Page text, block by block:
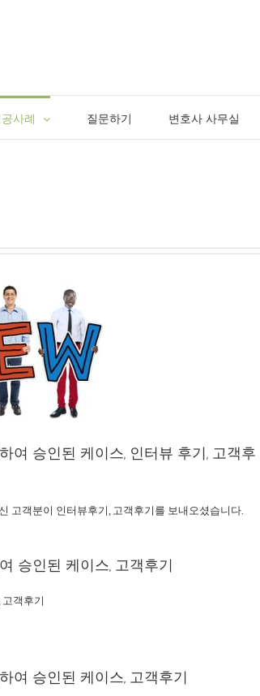
사례 질문하기 변호사 사무실
여 승인된 케이스, 인터뷰 후기, 고객후
고객분이 인터뷰후기, 고객후기를 보내오셨습니다.
승인된 케이스, 고객후기
객후기
여 승인된 케이스, 고객후기